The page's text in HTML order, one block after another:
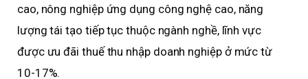
cao, nông nghiệp ứng dụng công nghệ cao, năng
lượng tái tạo tiếp tục thuộc ngành nghề, lĩnh vực
được ưu đãi thuế thu nhập doanh nghiệp ở mức từ
10-17%.